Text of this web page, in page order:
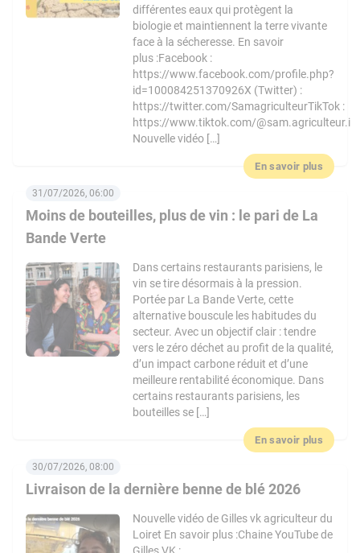
différentes eaux qui protègent la
biologie et maintiennent la terre vivante
face à la sécheresse. En savoir
plus :Facebook :
https://www.facebook.com/profile.php?
id=100084251370926X (Twitter) :
https://twitter.com/SamagriculteurTikTok :
https://www.tiktok.com/@sam.agriculteur.i
Nouvelle vidéo […]
En savoir plus
Moins de bouteilles, plus de vin : le pari de La
Bande Verte
31/07/2026, 06:00
Dans certains restaurants parisiens, le
vin se tire désormais à la pression.
Portée par La Bande Verte, cette
alternative bouscule les habitudes du
secteur. Avec un objectif clair : tendre
vers le zéro déchet au profit de la qualité,
d’un impact carbone réduit et d’une
meilleure rentabilité économique. Dans
certains restaurants parisiens, les
bouteilles se […]
En savoir plus
Livraison de la dernière benne de blé 2026
30/07/2026, 08:00
Nouvelle vidéo de Gilles vk agriculteur du
Loiret En savoir plus :Chaine YouTube de